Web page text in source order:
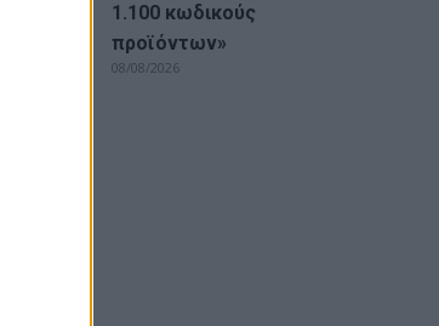
1.100 κωδικούς
προϊόντων»
08/08/2026